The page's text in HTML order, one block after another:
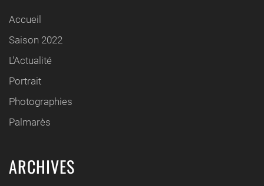
Accueil
Saison 2022
L'Actualité
Portrait
Photographies
Palmarès
ARCHIVES